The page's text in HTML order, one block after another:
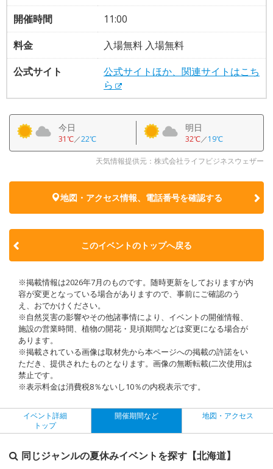
開催時間
11:00
料金
入場無料 入場無料
公式サイト
公式サイトほか、関連サイトはこち
ら
今日
31℃／22℃
明日
32℃／19℃
天気情報提供元：株式会社ライフビジネスウェザー
地図・アクセス情報、電話番号を確認する
このイベントのトップへ戻る
※掲載情報は2026年7月のものです。随時更新をしておりますが内
容が変更となっている場合がありますので、事前にご確認のう
え、おでかけください。
※自然災害の影響やその他諸事情により、イベントの開催情報、
施設の営業時間、植物の開花・見頃期間などは変更になる場合が
あります。
※掲載されている画像は取材先から本ページへの掲載の許諾をい
ただき、提供されたものとなります。画像の無断転載(二次使用)は
禁止です。
※表示料金は消費税8％ないし10％の内税表示です。
イベント詳細
トップ
開催期間など 地図・アクセス
同じジャンルの夏休みイベントを探す【北海道】